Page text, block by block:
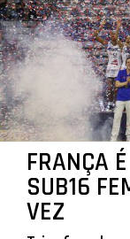
FRANÇA
SUB16
VEZ